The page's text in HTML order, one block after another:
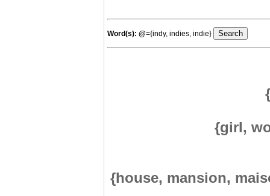
Word(s): @={indy, indies, indie}
{girl,
{house, mansion,